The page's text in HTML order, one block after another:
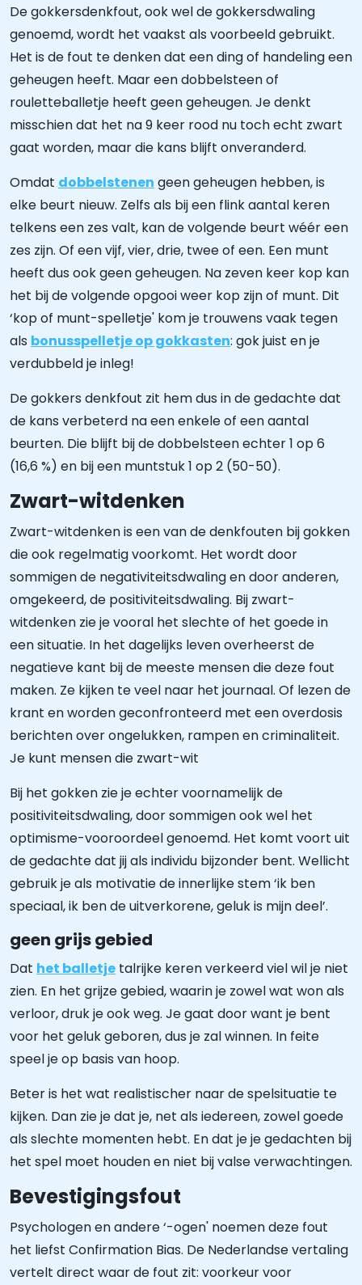
De gokkersdenkfout, ook wel de gokkersdwaling
genoemd, wordt het vaakst als voorbeeld gebruikt.
Het is de fout te denken dat een ding of handeling een
geheugen heeft. Maar een dobbelsteen of
rouletteballetje heeft geen geheugen. Je denkt
misschien dat het na 9 keer rood nu toch echt zwart
gaat worden, maar die kans blijft onveranderd.
Omdat dobbelstenen geen geheugen hebben, is
elke beurt nieuw. Zelfs als bij een flink aantal keren
telkens een zes valt, kan de volgende beurt wéér een
zes zijn. Of een vijf, vier, drie, twee of een. Een munt
heeft dus ook geen geheugen. Na zeven keer kop kan
het bij de volgende opgooi weer kop zijn of munt. Dit
‘kop of munt-spelletje' kom je trouwens vaak tegen
als bonusspelletje op gokkasten: gok juist en je
verdubbeld je inleg!
De gokkers denkfout zit hem dus in de gedachte dat
de kans verbeterd na een enkele of een aantal
beurten. Die blijft bij de dobbelsteen echter 1 op 6
(16,6 %) en bij een muntstuk 1 op 2 (50-50).
Zwart-witdenken
Zwart-witdenken is een van de denkfouten bij gokken
die ook regelmatig voorkomt. Het wordt door
sommigen de negativiteitsdwaling en door anderen,
omgekeerd, de positiviteitsdwaling. Bij zwart-
witdenken zie je vooral het slechte of het goede in
een situatie. In het dagelijks leven overheerst de
negatieve kant bij de meeste mensen die deze fout
maken. Ze kijken te veel naar het journaal. Of lezen de
krant en worden geconfronteerd met een overdosis
berichten over ongelukken, rampen en criminaliteit.
Je kunt mensen die zwart-wit
Bij het gokken zie je echter voornamelijk de
positiviteitsdwaling, door sommigen ook wel het
optimisme-vooroordeel genoemd. Het komt voort uit
de gedachte dat jij als individu bijzonder bent. Wellicht
gebruik je als motivatie de innerlijke stem ‘ik ben
speciaal, ik ben de uitverkorene, geluk is mijn deel’.
geen grijs gebied
Dat het balletje talrijke keren verkeerd viel wil je niet
zien. En het grijze gebied, waarin je zowel wat won als
verloor, druk je ook weg. Je gaat door want je bent
voor het geluk geboren, dus je zal winnen. In feite
speel je op basis van hoop.
Beter is het wat realistischer naar de spelsituatie te
kijken. Dan zie je dat je, net als iedereen, zowel goede
als slechte momenten hebt. En dat je je gedachten bij
het spel moet houden en niet bij valse verwachtingen.
Bevestigingsfout
Psychologen en andere ‘-ogen' noemen deze fout
het liefst Confirmation Bias. De Nederlandse vertaling
vertelt direct waar de fout zit: voorkeur voor